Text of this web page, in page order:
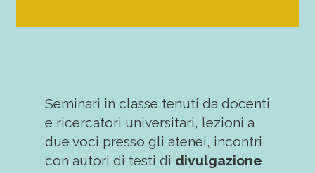
Seminari in classe tenuti da docenti
e ricercatori universitari, lezioni a
due voci presso gli atenei, incontri
con autori di testi di divulgazione